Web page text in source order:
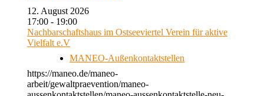
12. August 2026
17:00 - 19:00
Nachbarschaftshaus im Ostseeviertel Verein für aktive
Vielfalt e.V
MANEO-Außenkontaktstellen
https://maneo.de/maneo-
arbeit/gewaltpraevention/maneo-